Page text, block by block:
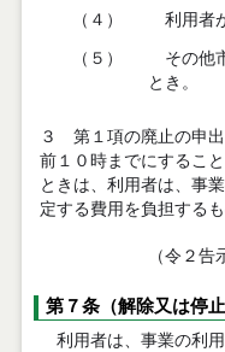
（４） 利用者
（５）
その他
とき。
３ 第１項の廃止の申
前１０時までにするこ
ときは、利用者は、事
定する費用を負担するも
（令２告
第７条（解除又は停止
利用者は、事業の利